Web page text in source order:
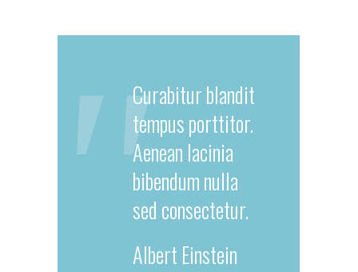
Curabitur blandit
tempus porttitor.
Aenean lacinia
bibendum nulla
sed consectetur.
Albert Einstein